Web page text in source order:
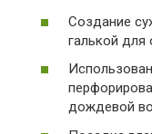
Создание
галькой для
дождевой